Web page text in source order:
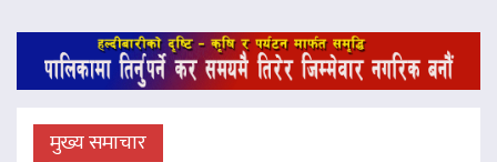
मुख्य समाचार